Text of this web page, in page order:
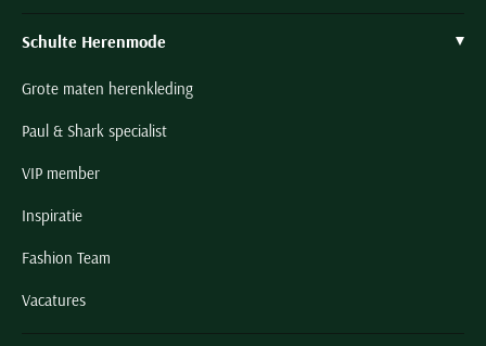
Schulte Herenmode
Grote maten herenkleding
Paul & Shark specialist
VIP member
Inspiratie
Fashion Team
Vacatures